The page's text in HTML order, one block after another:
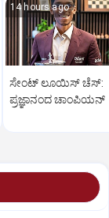
14 hours ago
ಸೇಂಟ್‌ ಲೂಯಿಸ್‌ ಚೆಸ್‌:
ಪ್ರಜ್ಞಾನಂದ ಚಾಂಪಿಯನ್‌